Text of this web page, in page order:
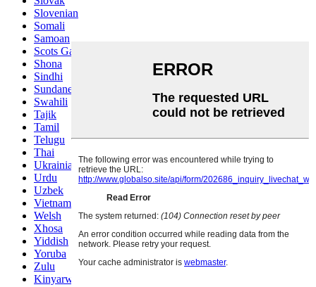
Slovenian
Somali
Samoan
Scots Gaelic
Shona
Sindhi
Sundanese
Swahili
Tajik
Tamil
Telugu
Thai
Ukrainian
Urdu
Uzbek
Vietnamese
Welsh
Xhosa
Yiddish
Yoruba
Zulu
Kinyarwanda